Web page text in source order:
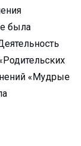
была
«Мудрые